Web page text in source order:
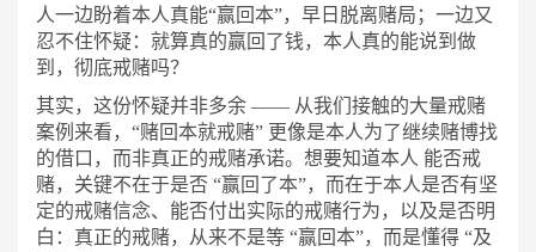
人一边盼着本人真能“赢回本”，早日脱离赌局；一边又
忍不住怀疑：就算真的赢回了钱，本人真的能说到做
到，彻底戒赌吗？
其实，这份怀疑并非多余 —— 从我们接触的大量戒赌
案例来看，“赌回本就戒赌” 更像是本人为了继续赌博找
的借口，而非真正的戒赌承诺。想要知道本人 能否戒
赌，关键不在于是否 “赢回了本”，而在于本人是否有坚
定的戒赌信念、能否付出实际的戒赌行为，以及是否明
白：真正的戒赌，从来不是等 “赢回本”，而是懂得 “及